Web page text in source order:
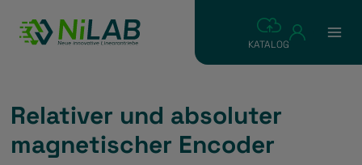
Inhalt
springen
KATALOG
Relativer und absoluter
magnetischer Encoder